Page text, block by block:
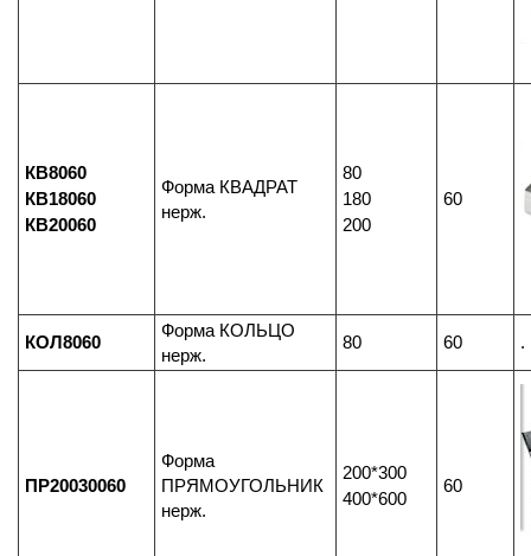
КВ8060
КВ18060
КВ20060
Форма КВАДРАТ
нерж.
80
180
200
60
КОЛ8060
Форма КОЛЬЦО
нерж.
80 60 .
ПР20030060
Форма
ПРЯМОУГОЛЬНИК
нерж.
200*300
400*600
60